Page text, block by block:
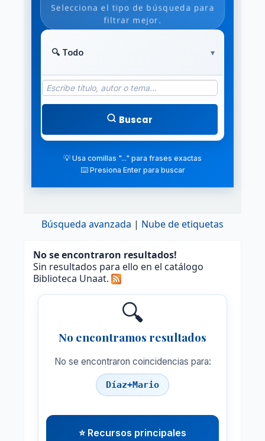
Selecciona el tipo de búsqueda para
filtrar mejor.
Buscar
💡 Usa comillas "..." para frases exactas
⌨️ Presiona Enter para buscar
Búsqueda avanzada Nube de etiquetas
No se encontraron resultados!
Sin resultados para ello en el catálogo
Biblioteca Unaat.
🔍
No encontramos resultados
No se encontraron coincidencias para:
Díaz+Mario
⭐ Recursos principales